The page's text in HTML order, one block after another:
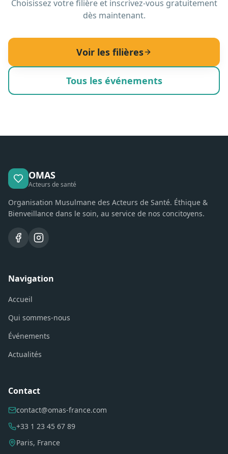
Choisissez votre filière et inscrivez-vous gratuitement
dès maintenant.
Voir les filières
Tous les événements
OMAS
Acteurs de santé
Organisation Musulmane des Acteurs de Santé. Éthique &
Bienveillance dans le soin, au service de nos concitoyens.
Navigation
Accueil
Qui sommes-nous
Événements
Actualités
Contact
contact@omas-france.com
+33 1 23 45 67 89
Paris, France